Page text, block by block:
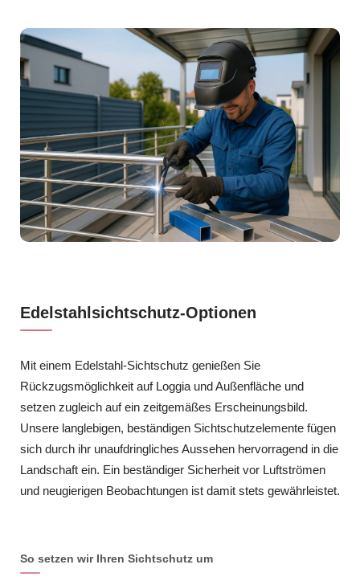
Edelstahlsichtschutz-Optionen
Mit einem Edelstahl-Sichtschutz genießen Sie
Rückzugsmöglichkeit auf Loggia und Außenfläche und
setzen zugleich auf ein zeitgemäßes Erscheinungsbild.
Unsere langlebigen, beständigen Sichtschutzelemente fügen
sich durch ihr unaufdringliches Aussehen hervorragend in die
Landschaft ein. Ein beständiger Sicherheit vor Luftströmen
und neugierigen Beobachtungen ist damit stets gewährleistet.
So setzen wir Ihren Sichtschutz um